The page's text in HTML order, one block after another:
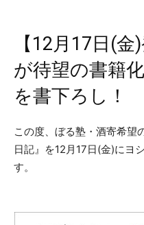
【12月17日(
が待望の書籍
を書下ろし！
この度、ぼる塾・酒寄希望
日記』を12月17日(金)にヨ
す。